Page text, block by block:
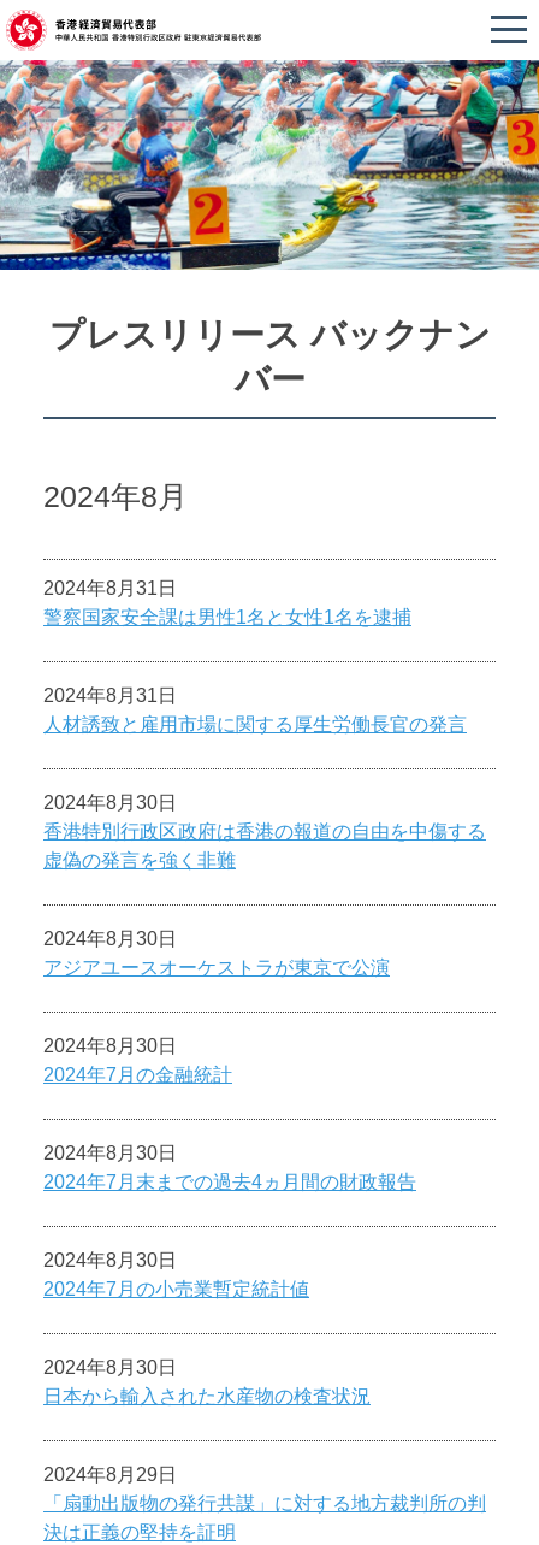
プレスリリース バックナン
バー
2024年8月
2024年8月31日
警察国家安全課は男性1名と女性1名を逮捕
2024年8月31日
人材誘致と雇用市場に関する厚生労働長官の発言
2024年8月30日
香港特別行政区政府は香港の報道の自由を中傷する
虚偽の発言を強く非難
2024年8月30日
アジアユースオーケストラが東京で公演
2024年8月30日
2024年7月の金融統計
2024年8月30日
2024年7月末までの過去4ヵ月間の財政報告
2024年8月30日
2024年7月の小売業暫定統計値
2024年8月30日
日本から輸入された水産物の検査状況
2024年8月29日
「扇動出版物の発行共謀」に対する地方裁判所の判
決は正義の堅持を証明